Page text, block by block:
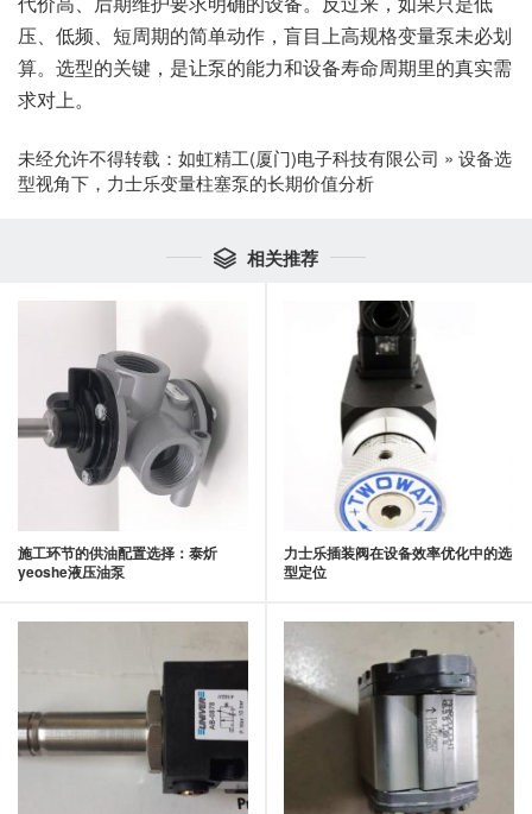
压、低频、短周期的简单动作，盲目上高规格变量泵未必划
算。选型的关键，是让泵的能力和设备寿命周期里的真实需
求对上。
未经允许不得转载： 如虹精工(厦门)电子科技有限公司 » 设备选
型视角下，力士乐变量柱塞泵的长期价值分析
 相关推荐
施工环节的供油配置选择：泰炘
yeoshe液压油泵
力士乐插装阀在设备效率优化中的选
型定位